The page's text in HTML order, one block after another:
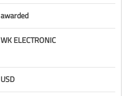
awarded
WK ELECTRONIC
USD